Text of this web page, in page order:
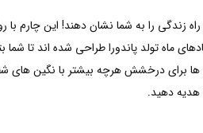
ماه تولد پاندورا طراحی شده اند تا
ها برای درخشش هرچه بیشتر با نگین های
هدیه دهید.